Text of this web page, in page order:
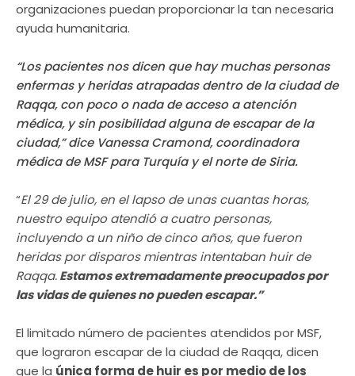
organizaciones puedan proporcionar la tan necesaria
ayuda humanitaria.
“Los pacientes nos dicen que hay muchas personas
enfermas y heridas atrapadas dentro de la ciudad de
Raqqa, con poco o nada de acceso a atención
médica, y sin posibilidad alguna de escapar de la
ciudad,” dice Vanessa Cramond, coordinadora
médica de MSF para Turquía y el norte de Siria.
“El 29 de julio, en el lapso de unas cuantas horas,
nuestro equipo atendió a cuatro personas,
incluyendo a un niño de cinco años, que fueron
heridas por disparos mientras intentaban huir de
Raqqa.Estamos extremadamente preocupados por
las vidas de quienes no pueden escapar.”
El limitado número de pacientes atendidos por MSF,
que lograron escapar de la ciudad de Raqqa, dicen
que la única forma de huir es por medio de los